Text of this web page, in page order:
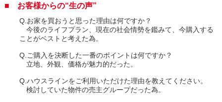
■ お客様からの“生の声”
Q.お家を買おうと思った理由は何ですか？
今後のライフプラン、現在の社会情勢を鑑みて、今購入する
ことがベストと考えた為。
Q.ご購入を決断した一番のポイントは何ですか？
立地、外観、価格が魅力的だった。
Q.ハウスラインをご利用いただけた理由を教えてください。
検討していた物件の売主グループだった為。